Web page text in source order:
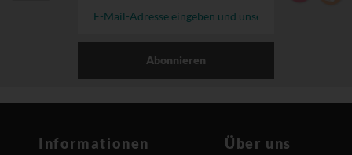
Abonnieren
Informationen Über uns